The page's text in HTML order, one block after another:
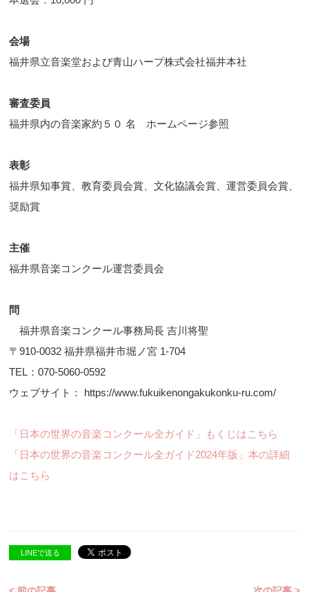
会場
福井県立音楽堂および青山ハープ株式会社福井本社
審査委員
福井県内の音楽家約５０ 名 ホームページ参照
表彰
福井県知事賞、教育委員会賞、文化協議会賞、運営委員会賞、
奨励賞
主催
福井県音楽コンクール運営委員会
問
福井県音楽コンクール事務局長 吉川将聖
〒910-0032 福井県福井市堀ノ宮 1-704
TEL：070-5060-0592
ウェブサイト： https://www.fukuikenongakukonku-ru.com/
「日本の世界の音楽コンクール全ガイド」もくじはこちら
「日本の世界の音楽コンクール全ガイド2024年版」本の詳細
はこちら
LINEで送る